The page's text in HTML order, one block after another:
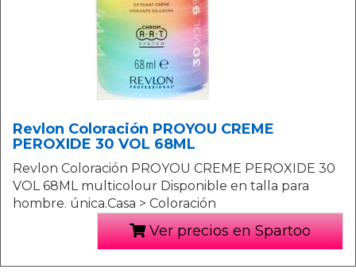
Revlon Coloración PROYOU CREME
PEROXIDE 30 VOL 68ML
Revlon Coloración PROYOU CREME PEROXIDE 30
VOL 68ML multicolour Disponible en talla para
hombre. única.Casa > Coloración
Ver precios en Spartoo